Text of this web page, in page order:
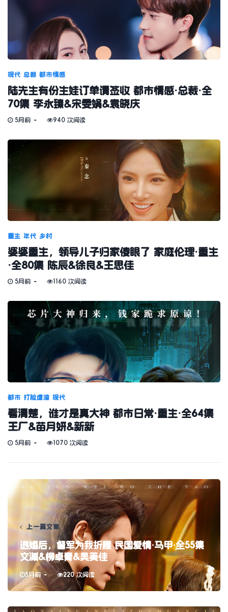
现代 总裁 都市情感
陆先生有份生娃订单请签收 都市情感·总裁·全
70集 李永臻&宋雯娟&袁晓庆
5月前 940 次阅读
重生 年代 乡村
婆婆重生，领导儿子归家傻眼了 家庭伦理·重生
·全80集 陈辰&徐良&王思佳
5月前 1160 次阅读
都市 打脸虐渣 现代
看清楚，谁才是真大神 都市日常·重生·全64集
王厂&苗月妍&新新
5月前 1070 次阅读
上一篇文章
退婚后，督军为我折腰 民国爱情·马甲·全55集
文渊&柳卓青&吴美佳
5月前 220 次阅读